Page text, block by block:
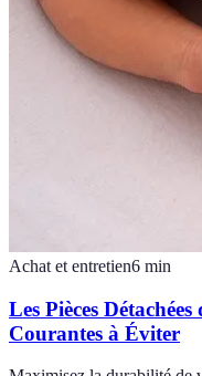
Achat et entretien6 min
Les Pièces
Courantes à Éviter